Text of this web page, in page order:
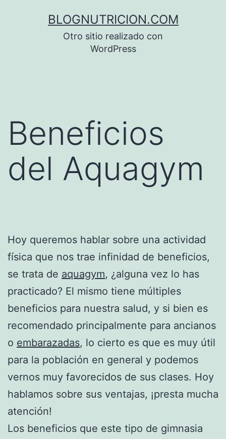
BLOGNUTRICION.COM
Otro sitio realizado con
WordPress
Beneficios
del Aquagym
Hoy queremos hablar sobre una actividad
física que nos trae infinidad de beneficios,
se trata de aquagym, ¿alguna vez lo has
practicado? El mismo tiene múltiples
beneficios para nuestra salud, y si bien es
recomendado principalmente para ancianos
o embarazadas, lo cierto es que es muy útil
para la población en general y podemos
vernos muy favorecidos de sus clases. Hoy
hablamos sobre sus ventajas, ¡presta mucha
atención!
Los beneficios que este tipo de gimnasia